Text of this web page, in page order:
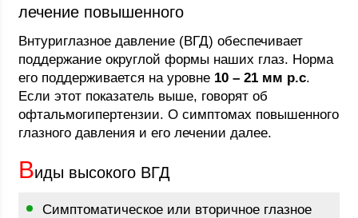
лечение повышенного
Внтуриглазное давление (ВГД) обеспечивает
поддержание округлой формы наших глаз. Норма
его поддерживается на уровне 10 – 21 мм р.с.
Если этот показатель выше, говорят об
офтальмогипертензии. О симптомах повышенного
глазного давления и его лечении далее.
Виды высокого ВГД
Симптоматическое или вторичное глазное